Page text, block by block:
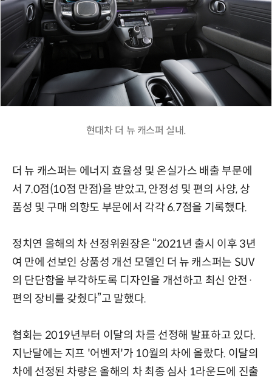
현대차 더 뉴 캐스퍼 실내.
더 뉴 캐스퍼는 에너지 효율성 및 온실가스 배출 부문에
서 7.0점(10점 만점)을 받았고, 안정성 및 편의 사양, 상
품성 및 구매 의향도 부문에서 각각 6.7점을 기록했다.
정치연 올해의 차 선정위원장은 “2021년 출시 이후 3년
여 만에 선보인 상품성 개선 모델인 더 뉴 캐스퍼는 SUV
의 단단함을 부각하도록 디자인을 개선하고 최신 안전·
편의 장비를 갖췄다”고 말했다.
협회는 2019년부터 이달의 차를 선정해 발표하고 있다.
지난달에는 지프 '어벤저'가 10월의 차에 올랐다. 이달의
차에 선정된 차량은 올해의 차 최종 심사 1라운드에 진출